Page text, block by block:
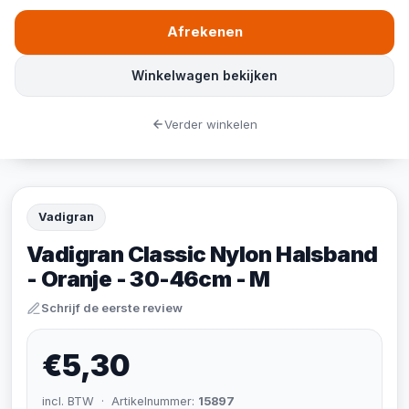
Vadigran
Vadigran Classic Nylon Halsband
- Oranje - 30-46cm - M
Schrijf de eerste review
€5,30
incl. BTW · Artikelnummer: 15897
Winkelwagen bekijken
Afrekenen
Verder winkelen